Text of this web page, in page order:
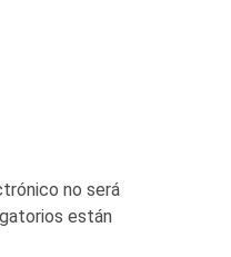
no será
están